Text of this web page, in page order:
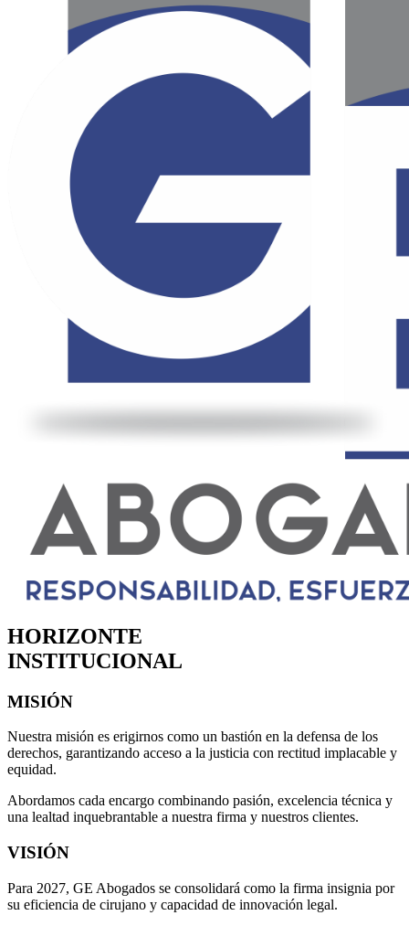
HORIZONTE
INSTITUCIONAL
MISIÓN
Nuestra misión es erigirnos como un bastión en la defensa de los
derechos, garantizando acceso a la justicia con rectitud implacable y
equidad.
Abordamos cada encargo combinando pasión, excelencia técnica y
una lealtad inquebrantable a nuestra firma y nuestros clientes.
VISIÓN
Para 2027, GE Abogados se consolidará como la firma insignia por
su eficiencia de cirujano y capacidad de innovación legal.